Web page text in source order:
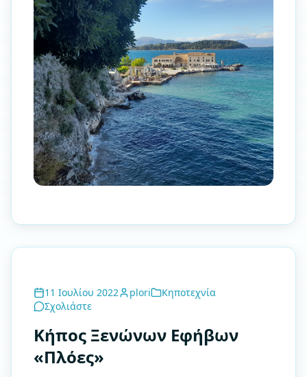
11 Ιουλίου 2022 plori
Κηποτεχνία
Σχολιάστε
Κήπος Ξενώνων Εφήβων
«Πλόες»